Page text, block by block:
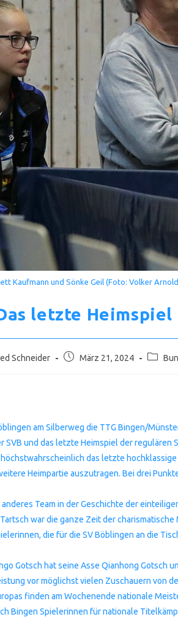
Kaufmann und Sönke Geil (Foto: Volker
letzte Heimspiel
Schneider
BeitragMärz 21, 2024
am Silberweg die TTG Bingen/
und das letzte Heimspiel der
das letzte
Heimpartie auszutragen. Bei drei
Team in der Geschichte der
war die ganze Zeit der
die für die SV Böblingen an die
Gotsch hat seine Asse Qianhong Gotsch
vor möglichst vielen Zuschauern von
finden am Wochenende nationale
Bingen Spielerinnen für nationale